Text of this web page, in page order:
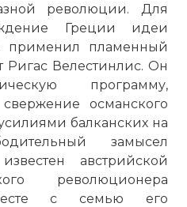
революции. Для
Греции идеи
применил пламенный
Велестинлис. Он
программу,
османского
балканских на
замысел
австрийской
революционера
с семью его